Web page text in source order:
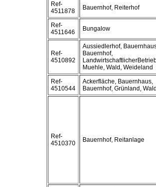
Ref-
4511878
Bauernhof, Reiterhof
Ref-
4511646
Bungalow
Ref-
4510892
Aussiedlerhof,
Bauernhof,
Muehle, Wald, Weideland
Ref-
4510544
Ackerfläche, Bauernhaus,
Bauernhof, Grünland,
Ref-
4510370
Bauernhof, Reitanlage